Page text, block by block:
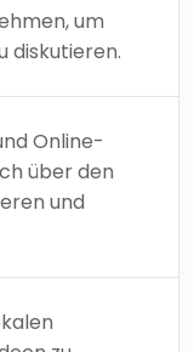
um
diskutieren.
Online-
über den
und